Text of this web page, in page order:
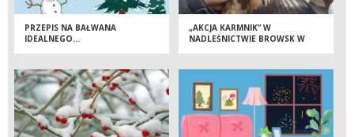
PRZEPIS NA BAŁWANA
IDEALNEGO…
„AKCJA KARMNIK” W
NADLEŚNICTWIE BROWSK W